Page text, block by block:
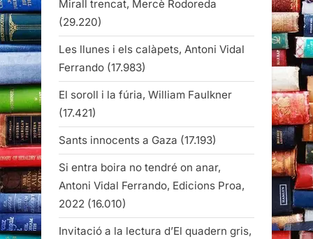
Mirall trencat, Mercè Rodoreda
(29.220)
Les llunes i els calàpets, Antoni Vidal
Ferrando (17.983)
El soroll i la fúria, William Faulkner
(17.421)
Sants innocents a Gaza (17.193)
Si entra boira no tendré on anar,
Antoni Vidal Ferrando, Edicions Proa,
2022 (16.010)
Invitació a la lectura d’El quadern gris,